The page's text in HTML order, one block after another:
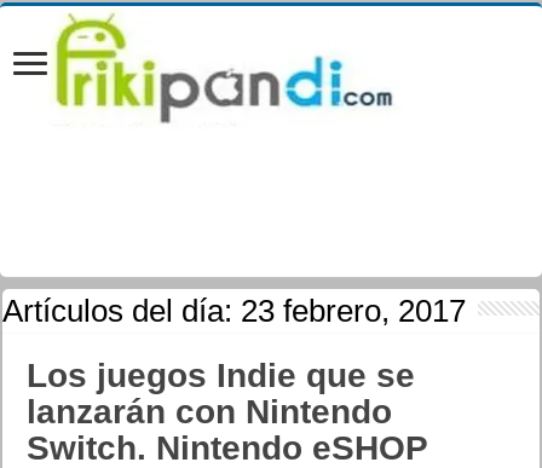
Artículos del día: 23 febrero, 2017
Los juegos Indie que se
lanzarán con Nintendo
Switch. Nintendo eSHOP